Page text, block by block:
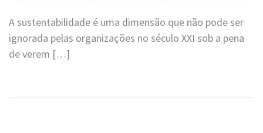
A sustentabilidade é uma dimensão que não pode ser
ignorada pelas organizações no século XXI sob a pena
de verem […]